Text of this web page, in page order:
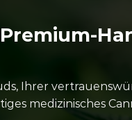
Ihrer
medizinisches